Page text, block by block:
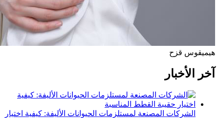
هيميقوس قزح
آخر الأخبار
الشركات المصنعة لمستلزمات الحيوانات الأليفة: كيفية اختيار